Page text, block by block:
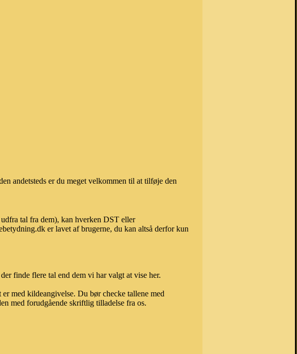
andetsteds er du meget velkommen til at tilføje den
tal fra dem), kan hverken DST eller
er lavet af brugerne, du kan altså derfor kun
finde flere tal end dem vi har valgt at vise her.
med kildeangivelse. Du bør checke tallene med
med forudgående skriftlig tilladelse fra os.